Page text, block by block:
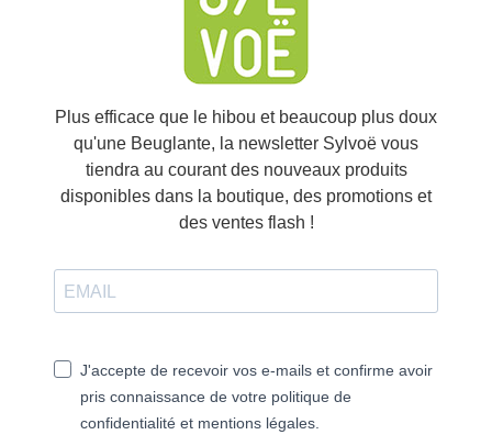
Plus efficace que le hibou et beaucoup plus doux
qu'une Beuglante, la newsletter Sylvoë vous
tiendra au courant des nouveaux produits
disponibles dans la boutique, des promotions et
des ventes flash !
J'accepte de recevoir vos e-mails et confirme avoir
pris connaissance de votre politique de
confidentialité et mentions légales.
If you continue to browse this website, you are allowing all third-